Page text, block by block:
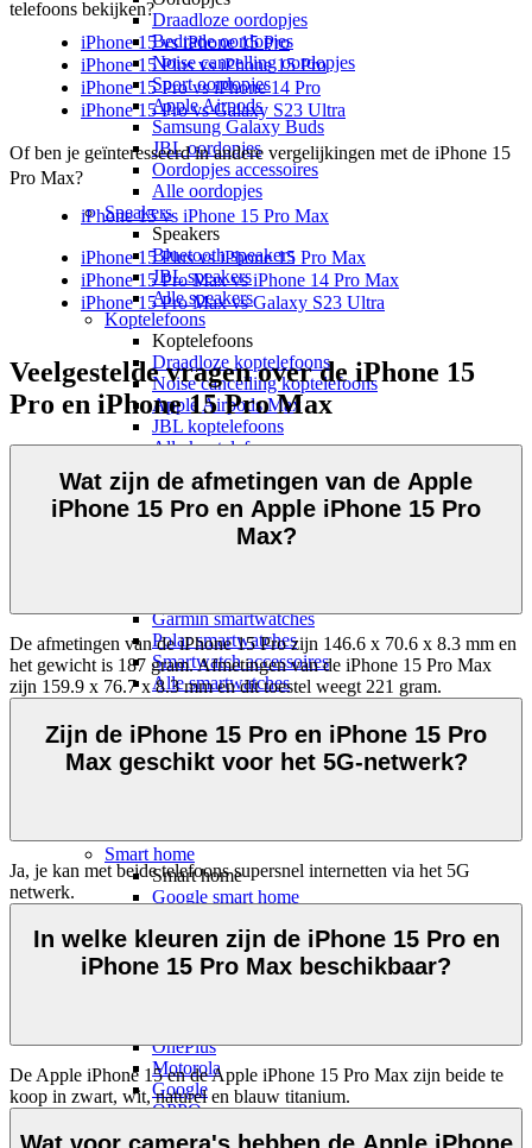
Draadloze oordopjes
Bedrade oordopjes
Noise cancelling oordopjes
Sport oordopjes
Apple Airpods
Samsung Galaxy Buds
JBL oordopjes
Oordopjes accessoires
Alle oordopjes
Speakers
Speakers
Bluetooth speakers
JBL speakers
Alle speakers
Koptelefoons
Koptelefoons
Draadloze koptelefoons
Noise cancelling koptelefoons
Apple Airpods Max
JBL koptelefoons
Alle koptelefoons
Alle audio
Smartwatches
Smartwatches
Sporthorloges
Garmin smartwatches
Polar smartwatches
Smartwatch accessoires
Alle smartwatches
Bluetooth trackers
Bluetooth trackers
Apple Airtags
Samsung Galaxy SmartTag
Smart home
Smart home
Google smart home
Telefoonaccessoires
Hoesjes
OnePlus
Motorola
Google
OPPO
telefoons bekijken?
iPhone 15 vs iPhone 15 Pro
iPhone 15 Plus vs iPhone 15 Pro
iPhone 15 Pro vs iPhone 14 Pro
iPhone 15 Pro vs Galaxy S23 Ultra
Of ben je geïnteresseerd in andere vergelijkingen met de iPhone 15
Pro Max?
iPhone 15 vs iPhone 15 Pro Max
iPhone 15 Plus vs iPhone 15 Pro Max
iPhone 15 Pro Max vs iPhone 14 Pro Max
iPhone 15 Pro Max vs Galaxy S23 Ultra
Veelgestelde vragen over de iPhone 15
Pro en iPhone 15 Pro Max
Wat zijn de afmetingen van de Apple
iPhone 15 Pro en Apple iPhone 15 Pro
Max?
De afmetingen van de iPhone 15 Pro zijn 146.6 x 70.6 x 8.3 mm en
het gewicht is 187 gram. Afmetingen van de iPhone 15 Pro Max
zijn 159.9 x 76.7 x 8.3 mm en dit toestel weegt 221 gram.
Zijn de iPhone 15 Pro en iPhone 15 Pro
Max geschikt voor het 5G-netwerk?
Ja, je kan met beide telefoons supersnel internetten via het 5G
netwerk.
In welke kleuren zijn de iPhone 15 Pro en
iPhone 15 Pro Max beschikbaar?
De Apple iPhone 15 en de Apple iPhone 15 Pro Max zijn beide te
koop in zwart, wit, naturel en blauw titanium.